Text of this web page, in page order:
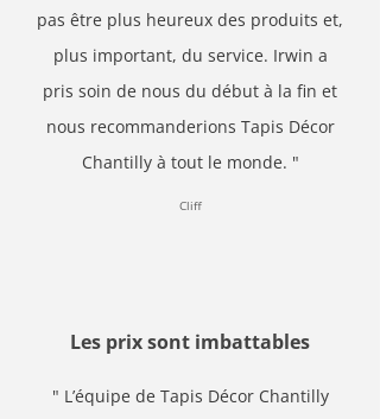
pas être plus heureux des produits et,
plus important, du service. Irwin a
pris soin de nous du début à la fin et
nous recommanderions Tapis Décor
Chantilly à tout le monde. "
Cliff
Les prix sont imbattables
" L’équipe de Tapis Décor Chantilly